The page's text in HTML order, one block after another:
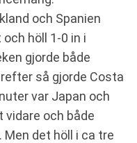
och Spanien
höll 1-0 in i
gjorde både
så gjorde Costa
var Japan och
vidare och både
Men det höll i ca tre